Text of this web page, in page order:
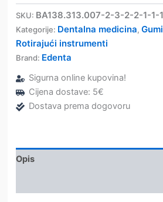
poliranje
zelene
-
Edenta
SKU: BA138.313.007-2-3-2-2-1-1-1
Kategorije: Dentalna medicina,
Rotirajući instrumenti
Brand: Edenta
Sigurna online kupovina!
Cijena dostave: 5€
Dostava prema dogovoru
Opis